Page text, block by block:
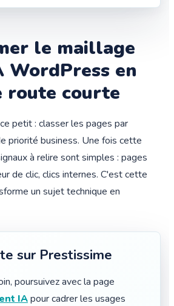
le maillage
WordPress en
route courte
petit : classer les pages par
priorité business. Une fois cette
à relire sont simples : pages
de clic, clics internes. C'est cette
un sujet technique en
sur Prestissime
poursuivez avec la page
IApour cadrer les usages